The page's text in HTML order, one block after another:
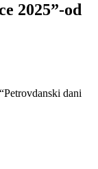
2025”-od
dani